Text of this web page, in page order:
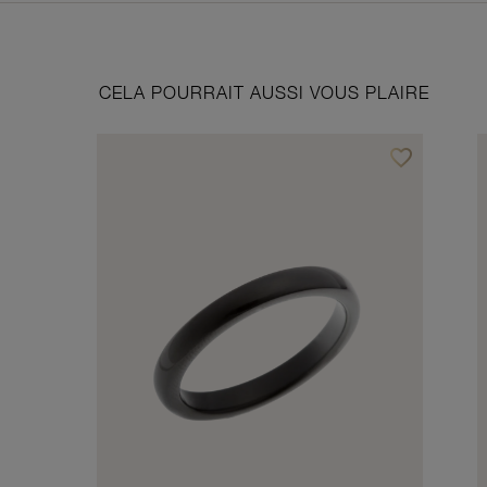
CELA POURRAIT AUSSI VOUS PLAIRE
favorite_borderAjouter à vos